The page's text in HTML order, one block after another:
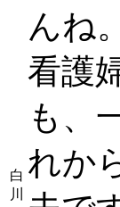
白
川
んね。
看護
も、
れか